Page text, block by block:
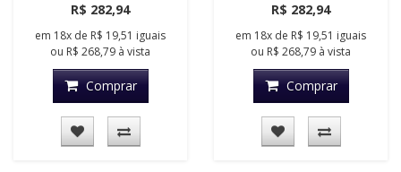
R$ 282,94
em 18x de R$ 19,51 iguais
ou R$ 268,79 à vista
Comprar
R$ 282,94
em 18x de R$ 19,51 iguais
ou R$ 268,79 à vista
Comprar